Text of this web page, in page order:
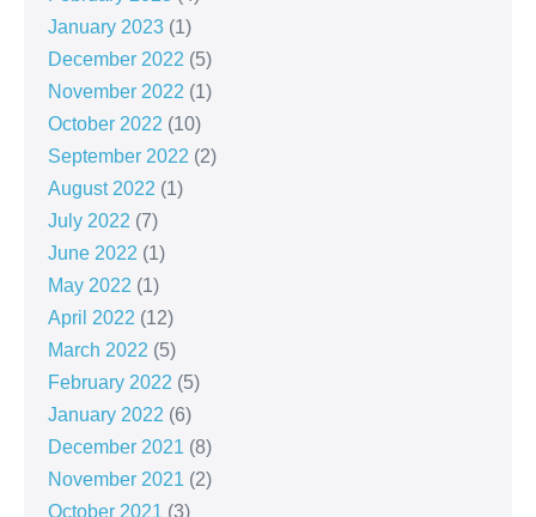
January 2023 (1)
December 2022 (5)
November 2022 (1)
October 2022 (10)
September 2022 (2)
August 2022 (1)
July 2022 (7)
June 2022 (1)
May 2022 (1)
April 2022 (12)
March 2022 (5)
February 2022 (5)
January 2022 (6)
December 2021 (8)
November 2021 (2)
October 2021 (3)